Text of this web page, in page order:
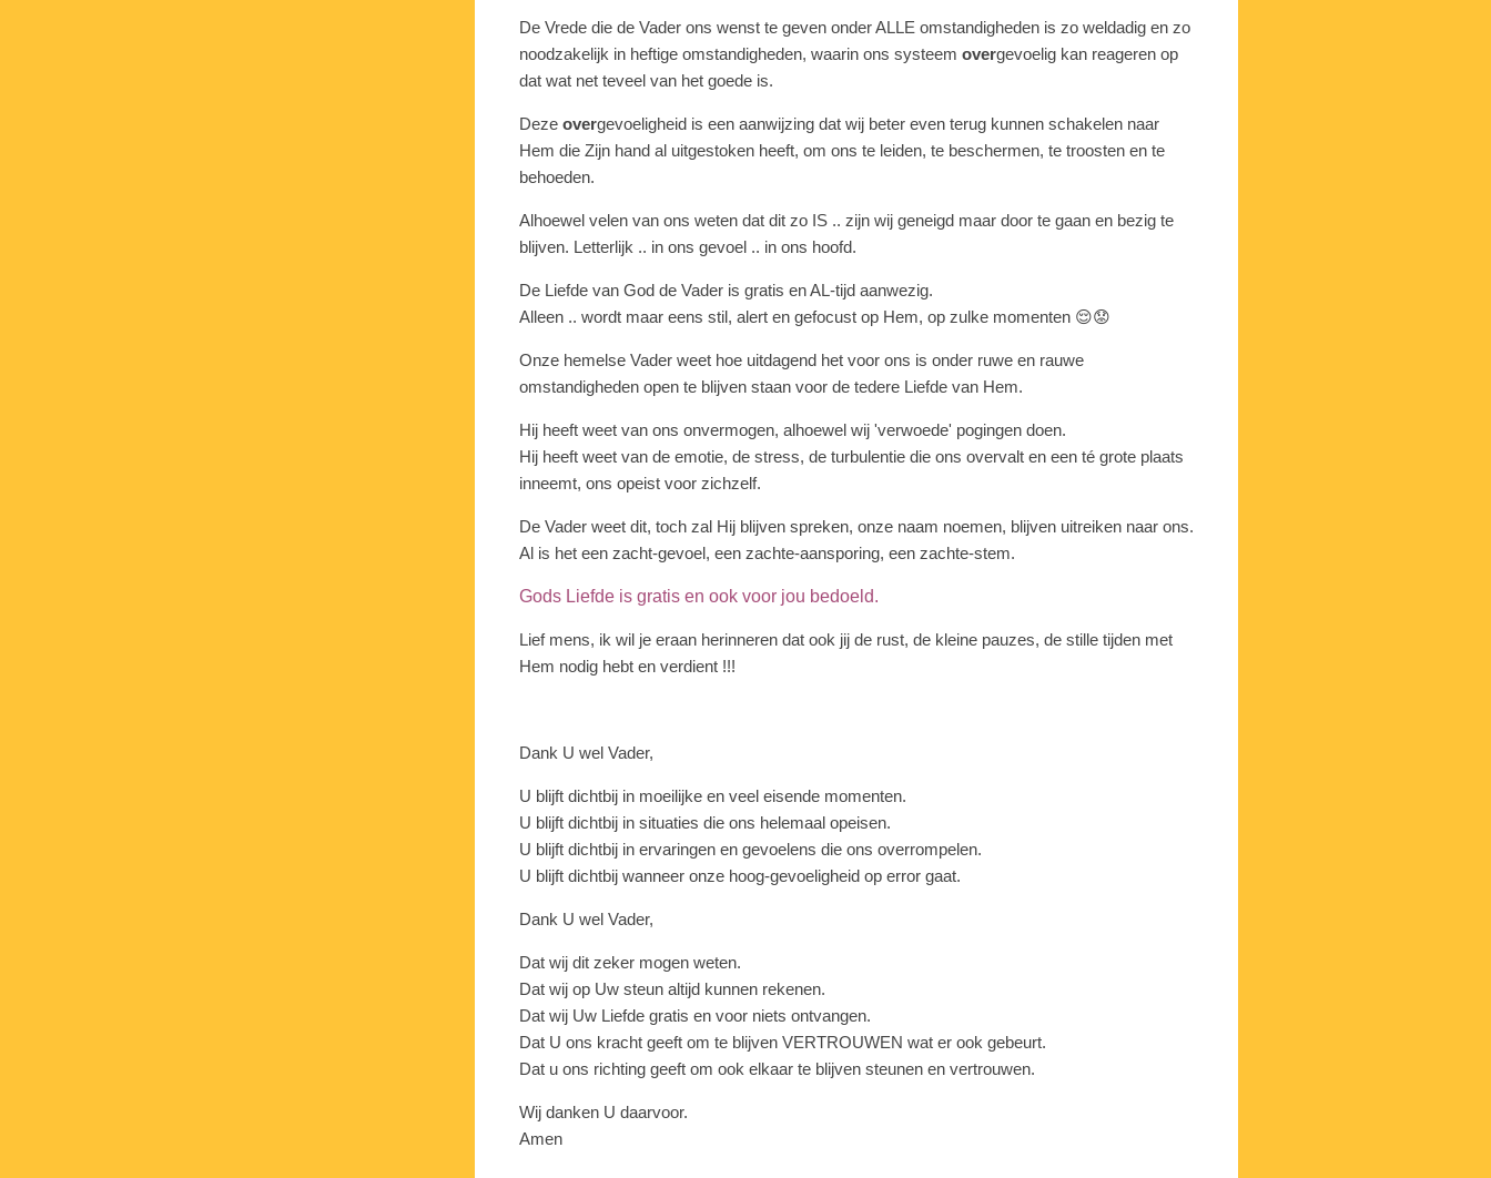
De Vrede die de Vader ons wenst te geven onder ALLE omstandigheden is zo weldadig en zo
noodzakelijk in heftige omstandigheden, waarin ons systeem overgevoelig kan reageren op
dat wat net teveel van het goede is.
Deze overgevoeligheid is een aanwijzing dat wij beter even terug kunnen schakelen naar
Hem die Zijn hand al uitgestoken heeft, om ons te leiden, te beschermen, te troosten en te
behoeden.
Alhoewel velen van ons weten dat dit zo IS .. zijn wij geneigd maar door te gaan en bezig te
blijven. Letterlijk .. in ons gevoel .. in ons hoofd.
De Liefde van God de Vader is gratis en AL-tijd aanwezig.
Alleen .. wordt maar eens stil, alert en gefocust op Hem, op zulke momenten 😌😟
Onze hemelse Vader weet hoe uitdagend het voor ons is onder ruwe en rauwe
omstandigheden open te blijven staan voor de tedere Liefde van Hem.
Hij heeft weet van ons onvermogen, alhoewel wij 'verwoede' pogingen doen.
Hij heeft weet van de emotie, de stress, de turbulentie die ons overvalt en een té grote plaats
inneemt, ons opeist voor zichzelf.
De Vader weet dit, toch zal Hij blijven spreken, onze naam noemen, blijven uitreiken naar ons.
Al is het een zacht-gevoel, een zachte-aansporing, een zachte-stem.
Gods Liefde is gratis en ook voor jou bedoeld.
Lief mens, ik wil je eraan herinneren dat ook jij de rust, de kleine pauzes, de stille tijden met
Hem nodig hebt en verdient !!!
Dank U wel Vader,
U blijft dichtbij in moeilijke en veel eisende momenten.
U blijft dichtbij in situaties die ons helemaal opeisen.
U blijft dichtbij in ervaringen en gevoelens die ons overrompelen.
U blijft dichtbij wanneer onze hoog-gevoeligheid op error gaat.
Dank U wel Vader,
Dat wij dit zeker mogen weten.
Dat wij op Uw steun altijd kunnen rekenen.
Dat wij Uw Liefde gratis en voor niets ontvangen.
Dat U ons kracht geeft om te blijven VERTROUWEN wat er ook gebeurt.
Dat u ons richting geeft om ook elkaar te blijven steunen en vertrouwen.
Wij danken U daarvoor.
Amen